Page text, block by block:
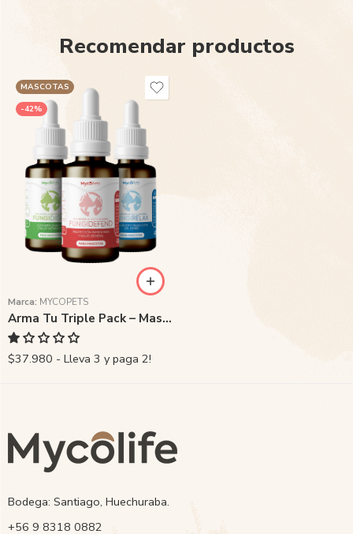
Recomendar productos
MASCOTAS
-42%
Marca: MYCOPETS
Arma Tu Triple Pack – Mascotas
$37.980 - Lleva 3 y paga 2!
Bodega: Santiago, Huechuraba.
‭+56 9 8318 0882‬